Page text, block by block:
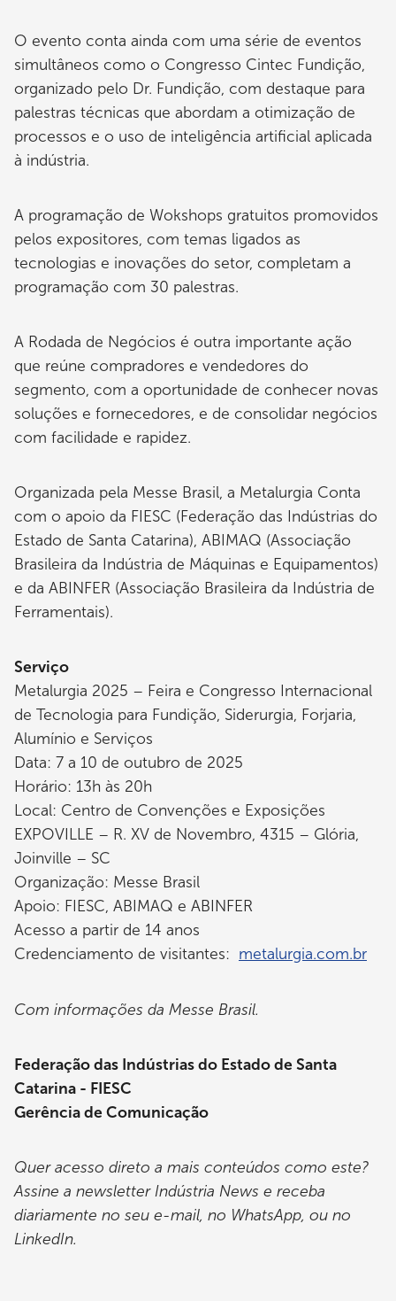
O evento conta ainda com uma série de eventos
simultâneos como o Congresso Cintec Fundição,
organizado pelo Dr. Fundição, com destaque para
palestras técnicas que abordam a otimização de
processos e o uso de inteligência artificial aplicada
à indústria.
A programação de Wokshops gratuitos promovidos
pelos expositores, com temas ligados as
tecnologias e inovações do setor, completam a
programação com 30 palestras.
A Rodada de Negócios é outra importante ação
que reúne compradores e vendedores do
segmento, com a oportunidade de conhecer novas
soluções e fornecedores, e de consolidar negócios
com facilidade e rapidez.
Organizada pela Messe Brasil, a Metalurgia Conta
com o apoio da FIESC (Federação das Indústrias do
Estado de Santa Catarina), ABIMAQ (Associação
Brasileira da Indústria de Máquinas e Equipamentos)
e da ABINFER (Associação Brasileira da Indústria de
Ferramentais).
Serviço
Metalurgia 2025 – Feira e Congresso Internacional
de Tecnologia para Fundição, Siderurgia, Forjaria,
Alumínio e Serviços
Data: 7 a 10 de outubro de 2025
Horário: 13h às 20h
Local: Centro de Convenções e Exposições
EXPOVILLE – R. XV de Novembro, 4315 – Glória,
Joinville – SC
Organização: Messe Brasil
Apoio: FIESC, ABIMAQ e ABINFER
Acesso a partir de 14 anos
Credenciamento de visitantes: metalurgia.com.br
Com informações da Messe Brasil.
Federação das Indústrias do Estado de Santa
Catarina - FIESC
Gerência de Comunicação
Quer acesso direto a mais conteúdos como este?
Assine a newsletter Indústria News e receba
diariamente no seu e-mail, no WhatsApp, ou no
LinkedIn.